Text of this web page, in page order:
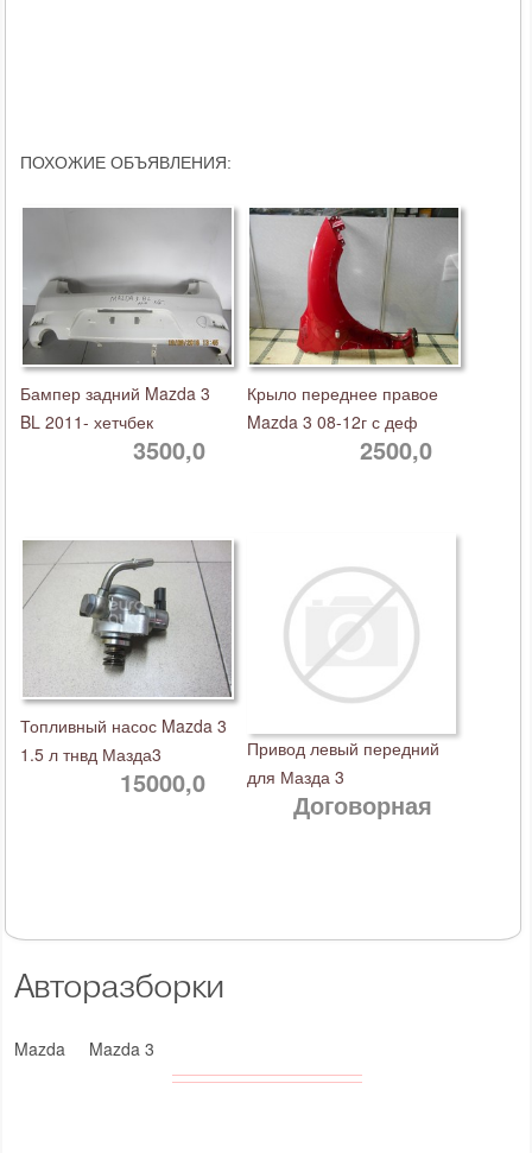
Авторазборки
Mazda Mazda 3
ПОХОЖИЕ ОБЪЯВЛЕНИЯ:
Бампер задний Mazda 3
BL 2011- хетчбек
3500,0
Крыло переднее правое
Mazda 3 08-12г с деф
2500,0
Топливный насос Mazda 3
1.5 л тнвд Мазда3
15000,0
Привод левый передний
для Мазда 3
Договорная